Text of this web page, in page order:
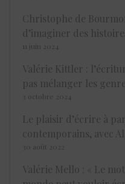
Christophe de
d’imaginer des histoires
11 juin 2024
Valérie Kittler :
pas mélanger les
3 octobre 2024
Le plaisir d’écrire à
contemporains, avec
30 août 2022
Valérie Mello : « Le